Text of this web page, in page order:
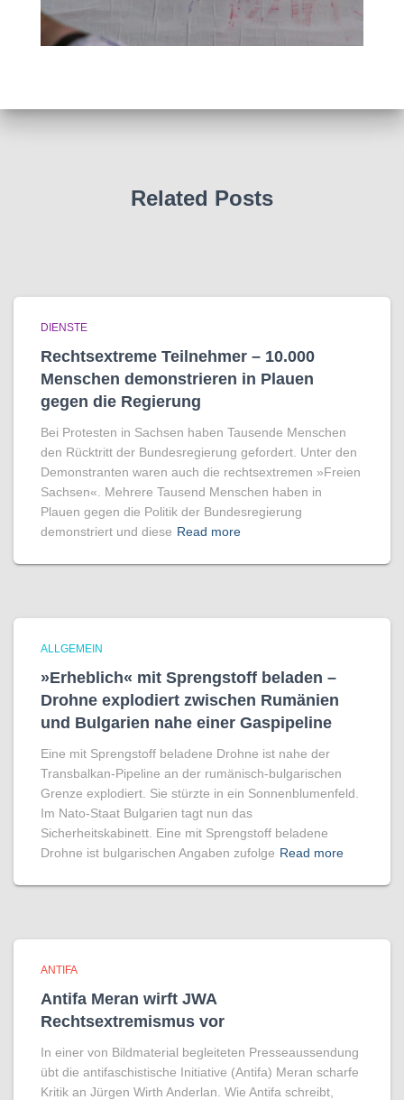
Related Posts
DIENSTE
Rechtsextreme Teilnehmer – 10.000
Menschen demonstrieren in Plauen
gegen die Regierung
Bei Protesten in Sachsen haben Tausende Menschen
den Rücktritt der Bundesregierung gefordert. Unter den
Demonstranten waren auch die rechtsextremen »Freien
Sachsen«. Mehrere Tausend Menschen haben in
Plauen gegen die Politik der Bundesregierung
demonstriert und diese Read more
ALLGEMEIN
»Erheblich« mit Sprengstoff beladen –
Drohne explodiert zwischen Rumänien
und Bulgarien nahe einer Gaspipeline
Eine mit Sprengstoff beladene Drohne ist nahe der
Transbalkan-Pipeline an der rumänisch-bulgarischen
Grenze explodiert. Sie stürzte in ein Sonnenblumenfeld.
Im Nato-Staat Bulgarien tagt nun das
Sicherheitskabinett. Eine mit Sprengstoff beladene
Drohne ist bulgarischen Angaben zufolge Read more
ANTIFA
Antifa Meran wirft JWA
Rechtsextremismus vor
In einer von Bildmaterial begleiteten Presseaussendung
übt die antifaschistische Initiative (Antifa) Meran scharfe
Kritik an Jürgen Wirth Anderlan. Wie Antifa schreibt,